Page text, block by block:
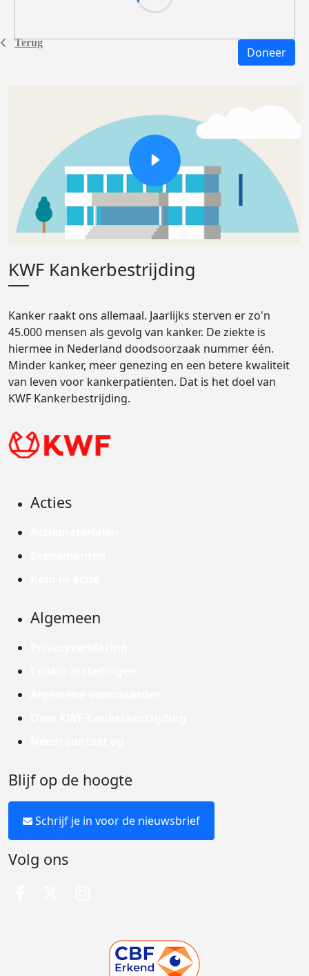
Terug
Doneer
KWF Kankerbestrijding
Kanker raakt ons allemaal. Jaarlijks sterven er zo'n
45.000 mensen als gevolg van kanker. De ziekte is
hiermee in Nederland doodsoorzaak nummer één.
Minder kanker, meer genezing en een betere kwaliteit
van leven voor kankerpatiënten. Dat is het doel van
KWF Kankerbestrijding.
Acties
Algemeen
Blijf op de hoogte
Schrijf je in voor de nieuwsbrief
Volg ons